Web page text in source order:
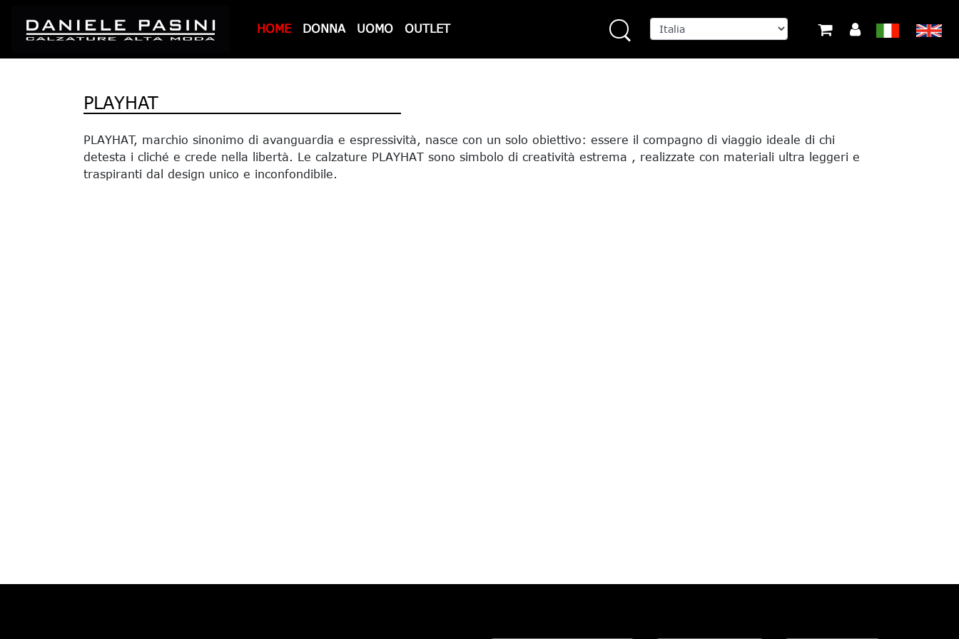
HOME DONNA UOMO OUTLET
PLAYHAT
PLAYHAT, marchio sinonimo di avanguardia e espressività, nasce con un solo obiettivo: essere il compagno di viaggio ideale di chi
detesta i cliché e crede nella libertà. Le calzature PLAYHAT sono simbolo di creatività estrema , realizzate con materiali ultra leggeri e
traspiranti dal design unico e inconfondibile.